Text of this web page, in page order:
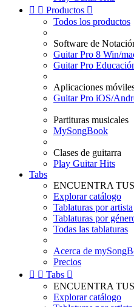
  Productos 
Todos los productos
Software de
Guitar Pro 8 Win/
Guitar Pro
Aplicaciones
Guitar Pro iOS/
Partituras musicales
MySongBook
Clases de guitarra
Play Guitar Hits
Tabs
ENCUENTRA
Explorar catálogo
Tablaturas por artista
Tablaturas por
Todas las tablaturas
Acerca de
Precios
  Tabs 
ENCUENTRA
Explorar catálogo